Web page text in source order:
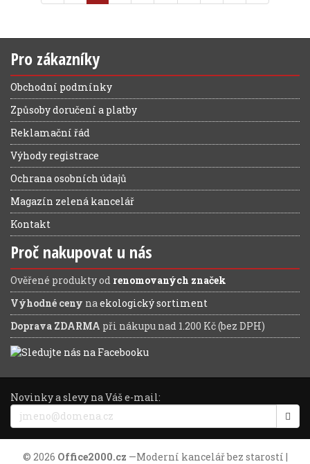
Pro zákazníky
Obchodní podmínky
Způsoby doručení a platby
Reklamační řád
Výhody registrace
Ochrana osobních údajů
Magazín zelená kancelář
Kontakt
Proč nakupovat u nás
Ověřené produkty od renomovaných značek
Výhodné ceny naekologický sortiment
Doprava ZDARMA při nákupu nad 1.200 Kč (bez DPH)
Novinky a slevy na Váš e-mail:
© 2026 Office2000.cz —Moderní kancelář bez starostí |